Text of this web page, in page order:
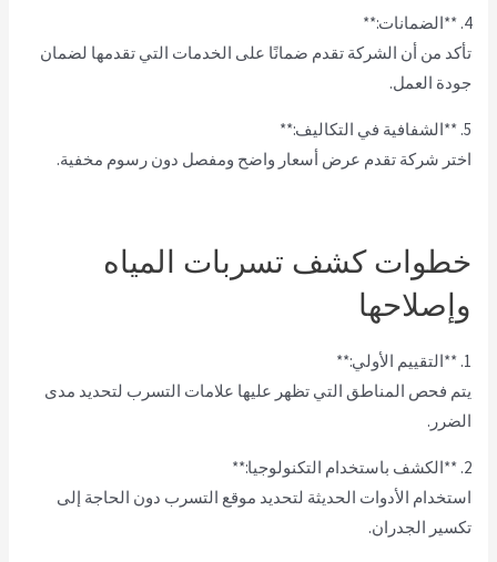
4. **الضمانات:**
تأكد من أن الشركة تقدم ضمانًا على الخدمات التي تقدمها لضمان
جودة العمل.
5. **الشفافية في التكاليف:**
اختر شركة تقدم عرض أسعار واضح ومفصل دون رسوم مخفية.
خطوات كشف تسربات المياه
وإصلاحها
1. **التقييم الأولي:**
يتم فحص المناطق التي تظهر عليها علامات التسرب لتحديد مدى
الضرر.
2. **الكشف باستخدام التكنولوجيا:**
استخدام الأدوات الحديثة لتحديد موقع التسرب دون الحاجة إلى
تكسير الجدران.